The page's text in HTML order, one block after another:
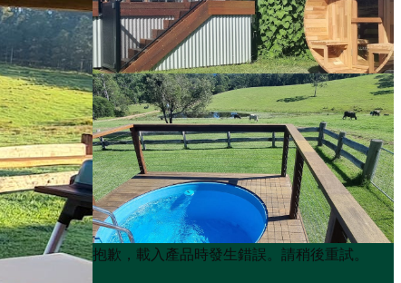
Product
Product
抱歉，載入產品時發生錯誤。請稍後重試。